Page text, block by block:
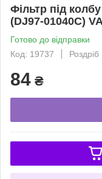
Фільтр під
(DJ97-01040C)
Готово до відправки
Код: 19737
Роздріб
84 ₴